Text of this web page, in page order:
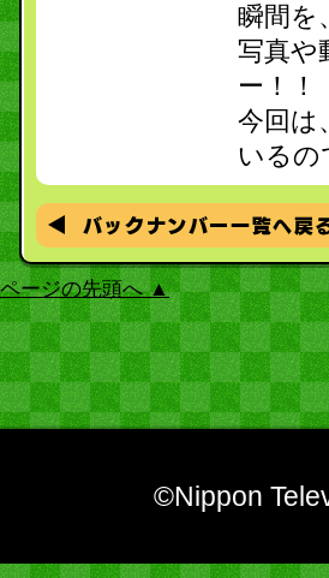
瞬間を、
写真や
ー！！
今回は
いるの
ページの先頭へ ▲
©Nippon